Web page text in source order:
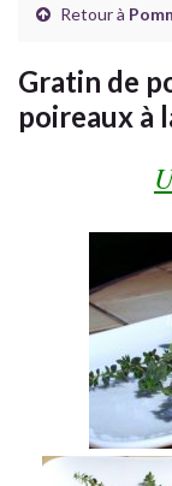
Retour à
Gratin de
poireaux à